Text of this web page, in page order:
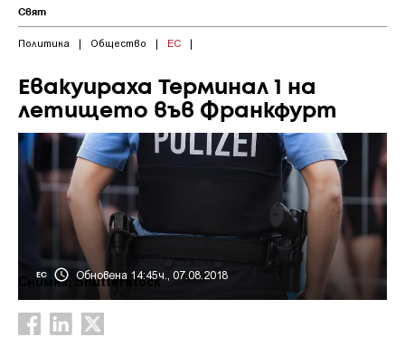
Свят
Политика | Общество | ЕС |
Евакуираха Терминал 1 на
летището във Франкфурт
ЕС Обновена 14:45ч., 07.08.2018
Снимка: Shutterstock